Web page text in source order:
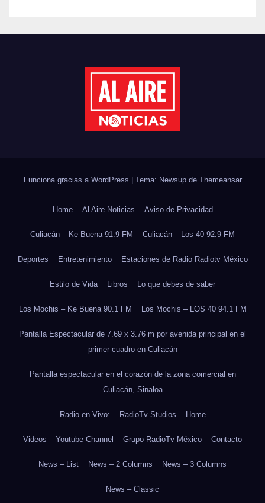
DE ÁRBOLES
Funciona gracias a WordPress Tema: Newsup de Themeansar
Home Al Aire Noticias Aviso de Privacidad
Culiacán – Ke Buena 91.9 FM Culiacán – Los 40 92.9 FM
Deportes Entretenimiento Estaciones de Radio Radiotv México
Estilo de Vida Libros Lo que debes de saber
Los Mochis – Ke Buena 90.1 FM Los Mochis – LOS 40 94.1 FM
Pantalla Espectacular de 7.69 x 3.76 m por avenida principal en el
primer cuadro en Culiacán
Pantalla espectacular en el corazón de la zona comercial en
Culiacán, Sinaloa
Radio en Vivo: RadioTv Studios Home
Videos – Youtube Channel Grupo RadioTv México Contacto
News – List News – 2 Columns News – 3 Columns
News – Classic